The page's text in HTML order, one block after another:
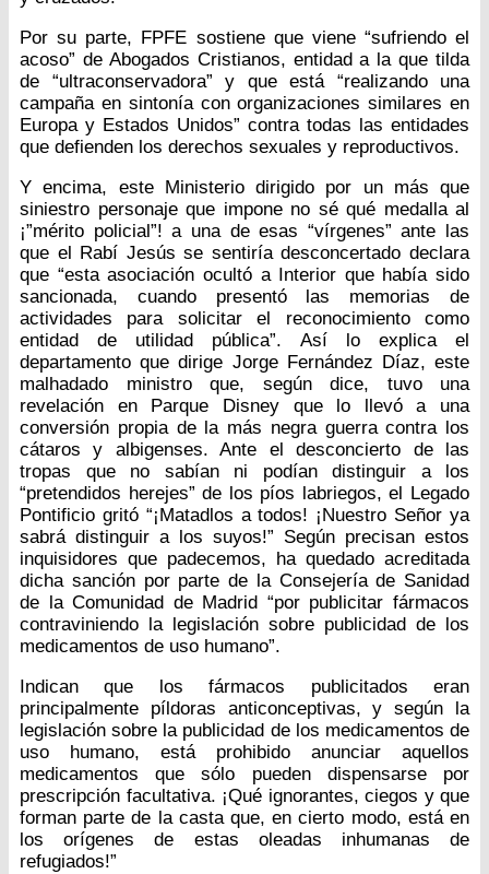
Por su parte, FPFE sostiene que viene “sufriendo el
acoso” de Abogados Cristianos, entidad a la que tilda
de “ultraconservadora” y que está “realizando una
campaña en sintonía con organizaciones similares en
Europa y Estados Unidos” contra todas las entidades
que defienden los derechos sexuales y reproductivos.
Y encima, este Ministerio dirigido por un más que
siniestro personaje que impone no sé qué medalla al
¡”mérito policial”! a una de esas “vírgenes” ante las
que el Rabí Jesús se sentiría desconcertado declara
que “esta asociación ocultó a Interior que había sido
sancionada, cuando presentó las memorias de
actividades para solicitar el reconocimiento como
entidad de utilidad pública”. Así lo explica el
departamento que dirige Jorge Fernández Díaz, este
malhadado ministro que, según dice, tuvo una
revelación en Parque Disney que lo llevó a una
conversión propia de la más negra guerra contra los
cátaros y albigenses. Ante el desconcierto de las
tropas que no sabían ni podían distinguir a los
“pretendidos herejes” de los píos labriegos, el Legado
Pontificio gritó “¡Matadlos a todos! ¡Nuestro Señor ya
sabrá distinguir a los suyos!” Según precisan estos
inquisidores que padecemos, ha quedado acreditada
dicha sanción por parte de la Consejería de Sanidad
de la Comunidad de Madrid “por publicitar fármacos
contraviniendo la legislación sobre publicidad de los
medicamentos de uso humano”.
Indican que los fármacos publicitados eran
principalmente píldoras anticonceptivas, y según la
legislación sobre la publicidad de los medicamentos de
uso humano, está prohibido anunciar aquellos
medicamentos que sólo pueden dispensarse por
prescripción facultativa. ¡Qué ignorantes, ciegos y que
forman parte de la casta que, en cierto modo, está en
los orígenes de estas oleadas inhumanas de
refugiados!”